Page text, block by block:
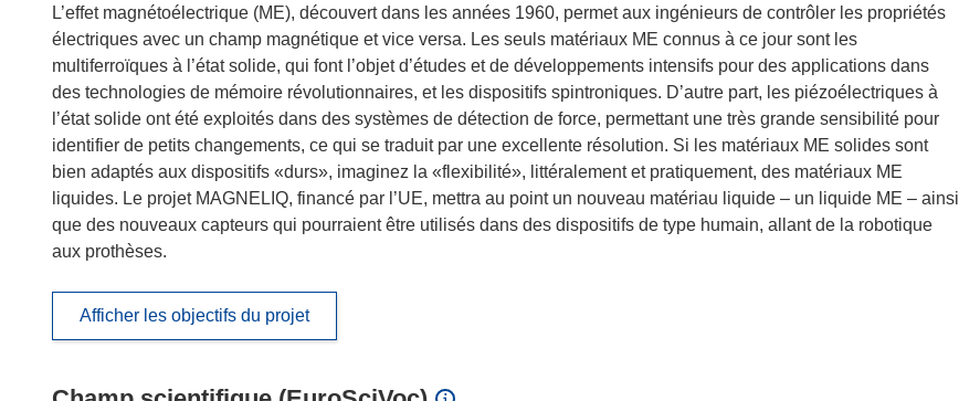
L’effet magnétoélectrique (ME), découvert dans les années 1960, permet aux ingénieurs de contrôler les propriétés
électriques avec un champ magnétique et vice versa. Les seuls matériaux ME connus à ce jour sont les
multiferroïques à l’état solide, qui font l’objet d’études et de développements intensifs pour des applications dans
des technologies de mémoire révolutionnaires, et les dispositifs spintroniques. D’autre part, les piézoélectriques à
l’état solide ont été exploités dans des systèmes de détection de force, permettant une très grande sensibilité pour
identifier de petits changements, ce qui se traduit par une excellente résolution. Si les matériaux ME solides sont
bien adaptés aux dispositifs «durs», imaginez la «flexibilité», littéralement et pratiquement, des matériaux ME
liquides. Le projet MAGNELIQ, financé par l’UE, mettra au point un nouveau matériau liquide – un liquide ME – ainsi
que des nouveaux capteurs qui pourraient être utilisés dans des dispositifs de type humain, allant de la robotique
aux prothèses.
Afficher les objectifs du projet